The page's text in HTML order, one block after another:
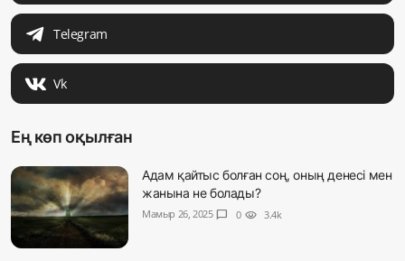
Telegram
Vk
Ең көп оқылған
Адам қайтыс болған соң, оның денесі мен
жанына не болады?
Мамыр 26, 2025 chat_bubble 0 visibility 3.4k